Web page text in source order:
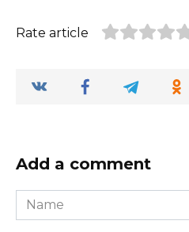
Rate article
Add a comment
Name
*